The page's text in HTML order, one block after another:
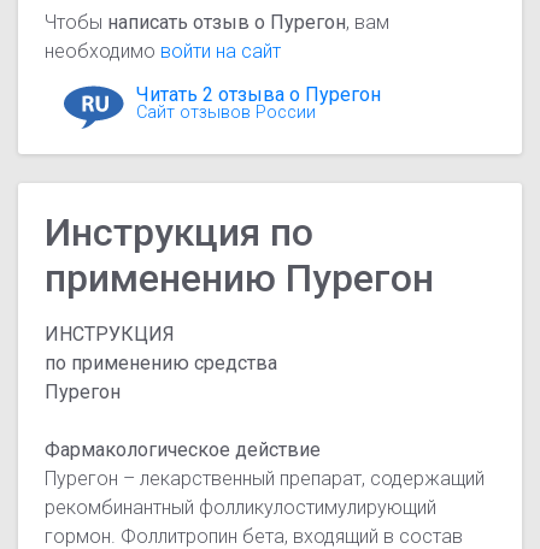
Чтобы написать отзыв о Пурегон, вам
необходимо войти на сайт
Читать 2 отзыва о Пурегон
Сайт отзывов России
Инструкция по
применению Пурегон
ИНСТРУКЦИЯ
по применению средства
Пурегон
Фармакологическое действие
Пурегон – лекарственный препарат, содержащий
рекомбинантный фолликулостимулирующий
гормон. Фоллитропин бета, входящий в состав